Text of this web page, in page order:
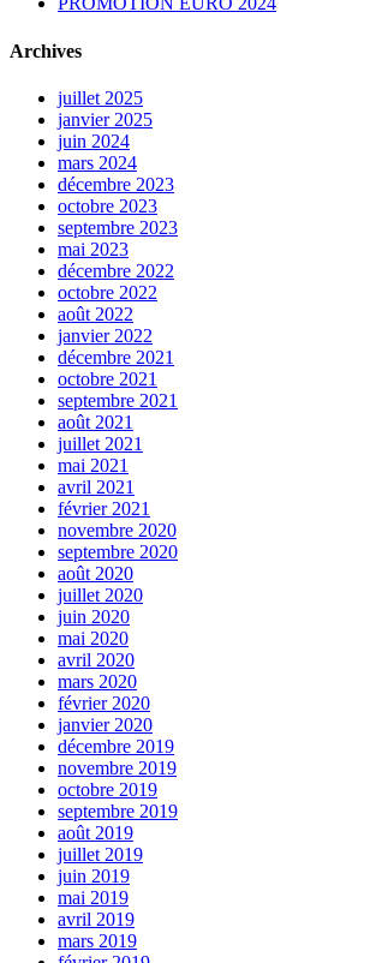
Archives
juillet 2025
janvier 2025
juin 2024
mars 2024
décembre 2023
octobre 2023
septembre 2023
mai 2023
décembre 2022
octobre 2022
août 2022
janvier 2022
décembre 2021
octobre 2021
septembre 2021
août 2021
juillet 2021
mai 2021
avril 2021
février 2021
novembre 2020
septembre 2020
août 2020
juillet 2020
juin 2020
mai 2020
avril 2020
mars 2020
février 2020
janvier 2020
décembre 2019
novembre 2019
octobre 2019
septembre 2019
août 2019
juillet 2019
juin 2019
mai 2019
avril 2019
mars 2019